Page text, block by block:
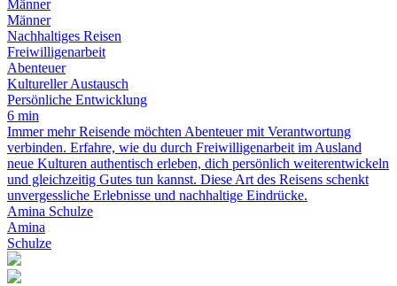
Männer
Männer
Nachhaltiges Reisen
Freiwilligenarbeit
Abenteuer
Kultureller Austausch
Persönliche Entwicklung
6 min
Immer mehr Reisende möchten Abenteuer mit Verantwortung
verbinden. Erfahre, wie du durch Freiwilligenarbeit im Ausland
neue Kulturen authentisch erleben, dich persönlich weiterentwickeln
und gleichzeitig Gutes tun kannst. Diese Art des Reisens schenkt
unvergessliche Erlebnisse und nachhaltige Eindrücke.
Amina Schulze
Amina
Schulze